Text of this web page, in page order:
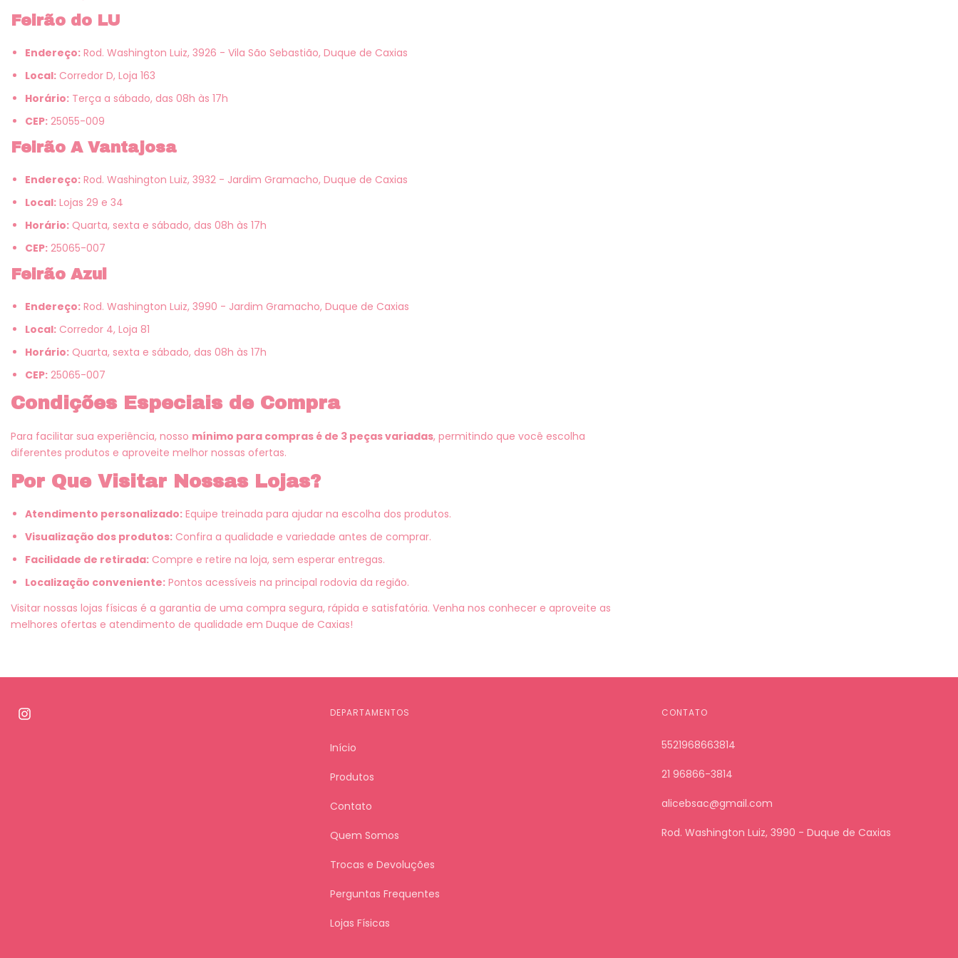
Feirão do LU
Endereço: Rod. Washington Luiz, 3926 - Vila São Sebastião, Duque de Caxias
Local: Corredor D, Loja 163
Horário: Terça a sábado, das 08h às 17h
CEP: 25055-009
Feirão A Vantajosa
Endereço: Rod. Washington Luiz, 3932 - Jardim Gramacho, Duque de Caxias
Local: Lojas 29 e 34
Horário: Quarta, sexta e sábado, das 08h às 17h
CEP: 25065-007
Feirão Azul
Endereço: Rod. Washington Luiz, 3990 - Jardim Gramacho, Duque de Caxias
Local: Corredor 4, Loja 81
Horário: Quarta, sexta e sábado, das 08h às 17h
CEP: 25065-007
Condições Especiais de Compra
Para facilitar sua experiência, nosso mínimo para compras é de 3 peças variadas, permitindo que você escolha
diferentes produtos e aproveite melhor nossas ofertas.
Por Que Visitar Nossas Lojas?
Atendimento personalizado: Equipe treinada para ajudar na escolha dos produtos.
Visualização dos produtos: Confira a qualidade e variedade antes de comprar.
Facilidade de retirada: Compre e retire na loja, sem esperar entregas.
Localização conveniente: Pontos acessíveis na principal rodovia da região.
Visitar nossas lojas físicas é a garantia de uma compra segura, rápida e satisfatória. Venha nos conhecer e aproveite as
melhores ofertas e atendimento de qualidade em Duque de Caxias!
DEPARTAMENTOS
Início
Produtos
Contato
Quem Somos
Trocas e Devoluções
Perguntas Frequentes
Lojas Físicas
CONTATO
5521968663814
21 96866-3814
alicebsac@gmail.com
Rod. Washington Luiz, 3990 - Duque de Caxias